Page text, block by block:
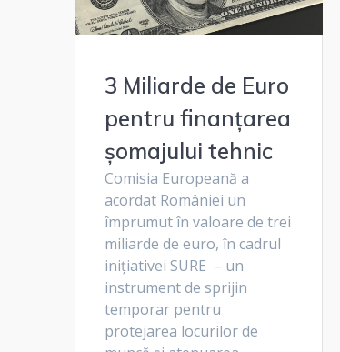
3 Miliarde de Euro
pentru finanţarea
şomajului tehnic
Comisia Europeană a
acordat României un
împrumut în valoare de trei
miliarde de euro, în cadrul
inițiativei SURE – un
instrument de sprijin
temporar pentru
protejarea locurilor de